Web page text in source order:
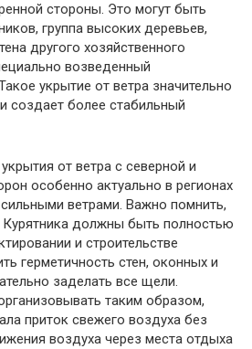
стороны. Это могут быть
группа высоких деревьев,
другого хозяйственного
возведенный
укрытие от ветра значительно
создает более стабильный
от ветра с северной и
особенно актуально в регионах
ветрами. Важно помнить,
Курятника должны быть полностью
и строительстве
герметичность стен, оконных и
заделать все щели.
таким образом,
приток свежего воздуха без
воздуха через места отдыха